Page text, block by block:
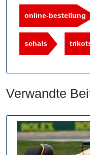
online-bestellung
schals
Verwandte